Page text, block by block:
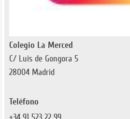
Colegio La Merced
C/ Luis de Gongora 5
28004 Madrid
Teléfono